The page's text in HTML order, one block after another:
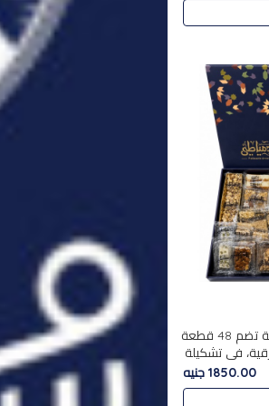
استمتع بتجربة فاخرة مع علبة تضم 48 قطعة
في تشكيلة
1850.00 جنيه